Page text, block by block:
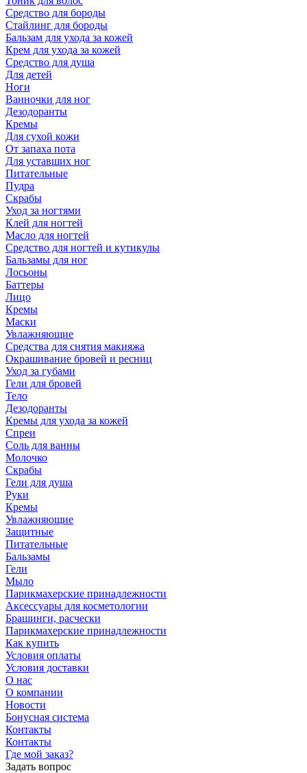
Средство для бороды
Стайлинг для бороды
Бальзам для ухода за кожей
Крем для ухода за кожей
Средство для душа
Для детей
Ноги
Ванночки для ног
Дезодоранты
Кремы
Для сухой кожи
От запаха пота
Для уставших ног
Питательные
Пудра
Скрабы
Уход за ногтями
Клей для ногтей
Масло для ногтей
Средство для ногтей и кутикулы
Бальзамы для ног
Лосьоны
Баттеры
Лицо
Кремы
Маски
Увлажняющие
Средства для снятия макияжа
Окрашивание бровей и ресниц
Уход за губами
Гели для бровей
Тело
Дезодоранты
Кремы для ухода за кожей
Спреи
Соль для ванны
Молочко
Скрабы
Гели для душа
Руки
Кремы
Увлажняющие
Защитные
Питательные
Бальзамы
Гели
Мыло
Парикмахерские принадлежности
Аксессуары для косметологии
Брашинги, расчески
Парикмахерские принадлежности
Как купить
Условия оплаты
Условия доставки
О нас
О компании
Новости
Бонусная система
Контакты
Контакты
Где мой заказ?
Задать вопрос